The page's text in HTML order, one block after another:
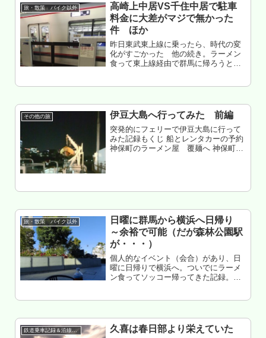
旅・散策 バイク以外
高崎上中居VS千住中居で駐車
料金に大差がマジで無かった
件 ほか
昨日東武東上線に乗ったら、時代の変
化がすごかった 他の続き。ラーメン
食って東上線経由で群馬に帰ろうとし
その他の旅 伊豆大島へ行ってみた 前編
突発的にフェリーで伊豆大島に行って
みた記録もくじ 船とレンタカーの予約
神保町のラーメン屋 覆麺へ 神保町の
旅・散策 バイク以外
日曜に群馬から横浜へ日帰り
～余裕で可能（だが森林公園駅
が・・・）
個人的なイベント（会合）があり、日
曜に日帰りで横浜へ。ついでにラーメ
ン食ってソッコー帰ってきた記録。最
鉄道乗車記録＆沿線散策 久喜は春日部より栄えていた